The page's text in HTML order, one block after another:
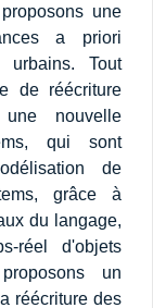
une
a priori
urbains. Tout
de réécriture
nouvelle
qui sont
de
grâce à
du langage,
réel d'objets
un
réécriture des